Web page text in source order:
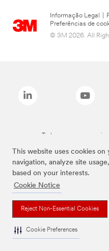
This website uses cookies
navigation, analyze site
based on your interests.
Cookie Notice
Reject Non-Essential Cookies
Cookie Preferences
Informação Legal
Preferências de
© 3M 2026. All
Todas as marcas